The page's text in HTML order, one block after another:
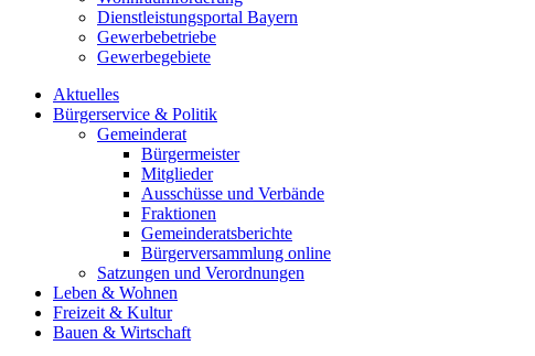
Dienstleistungsportal Bayern
Gewerbebetriebe
Gewerbegebiete
Aktuelles
Bürgerservice & Politik
Gemeinderat
Bürgermeister
Mitglieder
Ausschüsse und Verbände
Fraktionen
Gemeinderatsberichte
Bürgerversammlung online
Satzungen und Verordnungen
Leben & Wohnen
Freizeit & Kultur
Bauen & Wirtschaft